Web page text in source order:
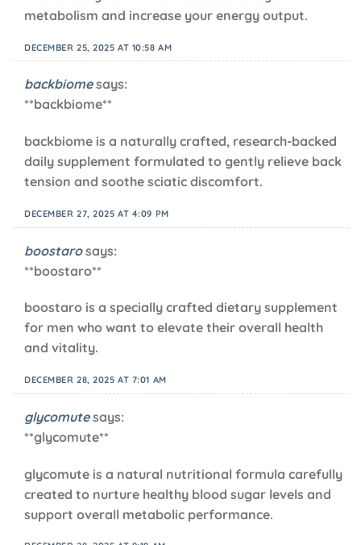
metabolism and increase your energy output.
DECEMBER 25, 2025 AT 10:58 AM
backbiome says:
**backbiome**
backbiome is a naturally crafted, research-backed
daily supplement formulated to gently relieve back
tension and soothe sciatic discomfort.
DECEMBER 27, 2025 AT 4:09 PM
boostaro says:
**boostaro**
boostaro is a specially crafted dietary supplement
for men who want to elevate their overall health
and vitality.
DECEMBER 28, 2025 AT 7:01 AM
glycomute says:
**glycomute**
glycomute is a natural nutritional formula carefully
created to nurture healthy blood sugar levels and
support overall metabolic performance.